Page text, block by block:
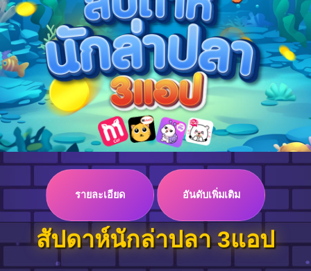
Help
Support
Language
Log in
Top up
รายละเอียด อันดับเพิ่มเติม
สัปดาห์นักล่าปลา 3แอป